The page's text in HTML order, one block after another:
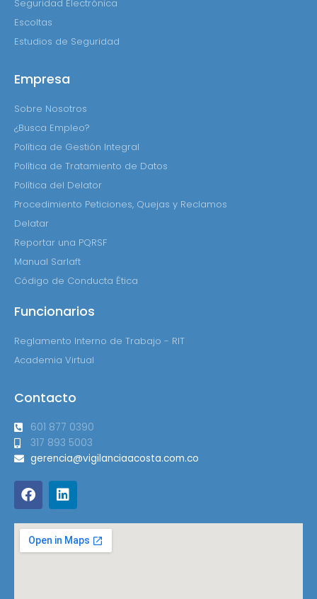
Seguridad Electrónica
Escoltas
Estudios de Seguridad
Empresa
Sobre Nosotros
¿Busca Empleo?
Política de Gestión Integral
Política de Tratamiento de Datos
Política del Delator
Procedimiento Peticiones, Quejas y Reclamos
Delatar
Reportar una PQRSF
Manual Sarlaft
Código de Conducta Ética
Funcionarios
Reglamento Interno de Trabajo - RIT
Academia Virtual
Contacto
601 877 0390
317 893 5003
gerencia@vigilanciaacosta.com.co
F
a
e
b
o
L
i
k
e
d